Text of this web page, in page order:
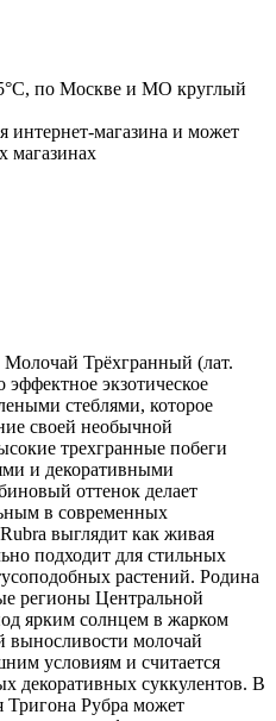
по Москве и МО круглый
интернет-магазина и может
магазинах
Трёхгранный (лат.
экзотическое
стеблями, которое
своей необычной
трехгранные побеги
и декоративными
оттенок делает
в современных
выглядит как живая
подходит для стильных
растений. Родина
регионы Центральной
ярким солнцем в жарком
выносливости молочай
условиям и считается
декоративных суккулентов. В
Рубра может